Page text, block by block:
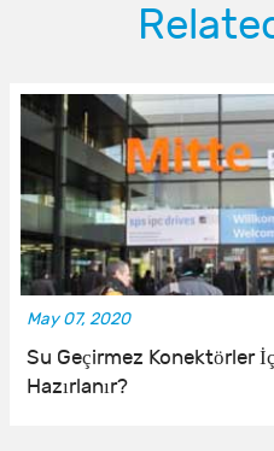
May 07, 2020
Su Geçirmez Konektörler
Hazırlanır?